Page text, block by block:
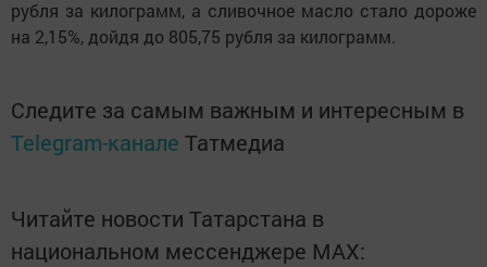
рубля за килограмм, а сливочное масло стало дороже
на 2,15%, дойдя до 805,75 рубля за килограмм.
Следите за самым важным и интересным в
Telegram-канале Татмедиа
Читайте новости Татарстана в
национальном мессенджере MАХ: